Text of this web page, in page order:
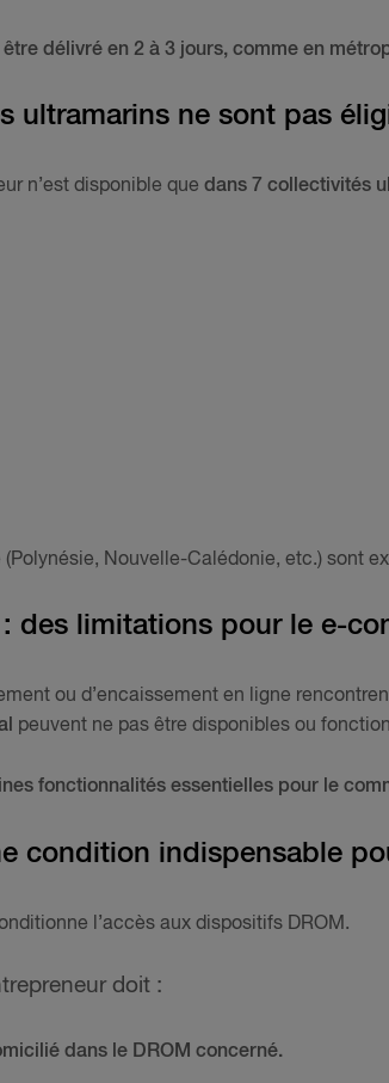
délivré en 2 à 3 jours, comme en
ultramarins ne sont pas
n’est disponible que dans 7 collectivités
Nouvelle-Calédonie, etc.) sont
des limitations pour le e-
ou d’encaissement en ligne
peuvent ne pas être disponibles ou
fonctionnalités essentielles pour le
condition indispensable
l’accès aux dispositifs DROM.
doit :
dans le DROM concerné.